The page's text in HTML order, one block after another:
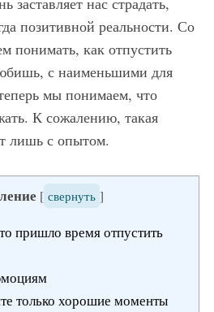
позитивной реальности. Со
понимать, как отпустить
с наименьшими для
мы понимаем, что
К сожалению, такая
лишь с опытом.
[ свернуть ]
пришло время отпустить
только хорошие моменты